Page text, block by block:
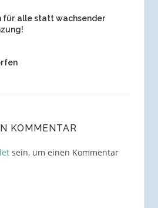
für alle statt wachsender
KOMMENTAR
sein, um einen Kommentar